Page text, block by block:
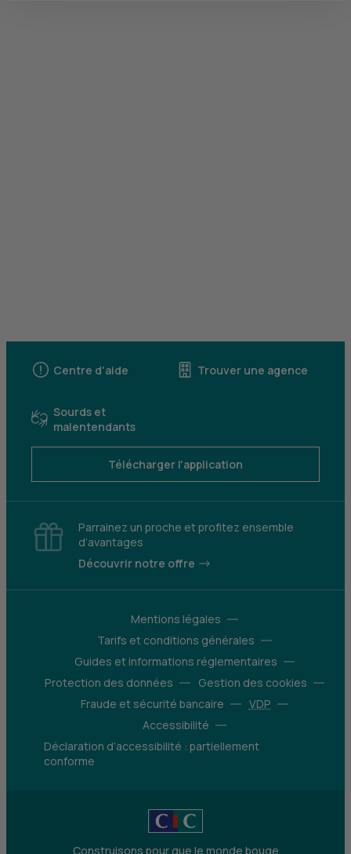
Centre d'aide Trouver une agence
Sourds et
malentendants
Télécharger l'application
Parrainez un proche et profitez ensemble
d’avantages
Découvrir notre offre
Mentions légales
Tarifs et conditions générales
Guides et informations réglementaires
Protection des données
Gestion des cookies
Fraude et sécurité bancaire
VDP
Accessibilité
Déclaration d’accessibilité : partiellement
conforme
Construisons pour que le monde bouge